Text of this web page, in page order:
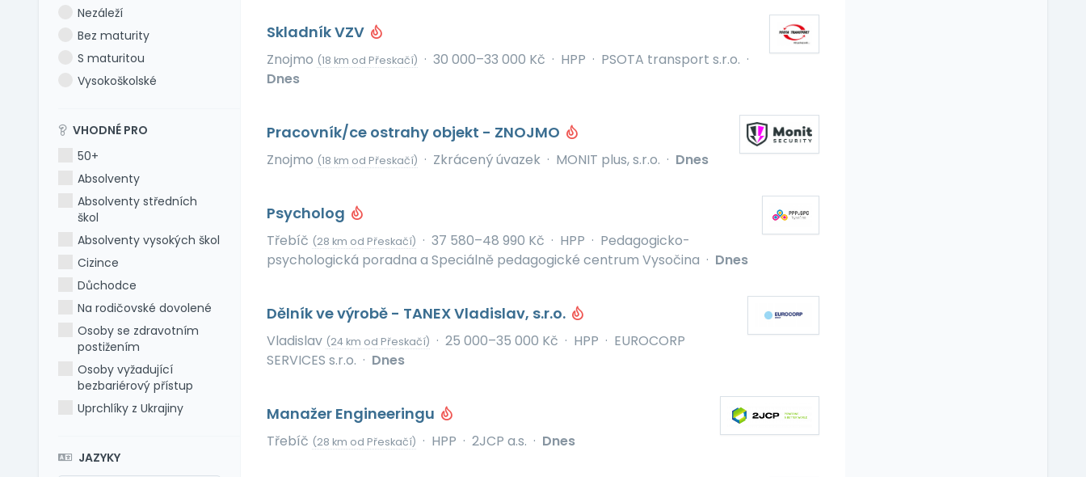
Nezáleží
Bez maturity
S maturitou
Vysokoškolské
VHODNÉ PRO
50+
Absolventy
Absolventy středních
škol
Absolventy vysokých škol
Cizince
Důchodce
Na rodičovské dovolené
Osoby se zdravotním
postižením
Osoby vyžadující
bezbariérový přístup
Uprchlíky z Ukrajiny
JAZYKY
Skladník VZV
Znojmo (18 km od Přeskačí) · 30 000–33 000 Kč · HPP · PSOTA transport s.r.o. ·
Dnes
Pracovník/ce ostrahy objekt - ZNOJMO
Znojmo (18 km od Přeskačí) · Zkrácený úvazek · MONIT plus, s.r.o. · Dnes
Psycholog
Třebíč (28 km od Přeskačí) · 37 580–48 990 Kč · HPP · Pedagogicko-
psychologická poradna a Speciálně pedagogické centrum Vysočina · Dnes
Dělník ve výrobě - TANEX Vladislav, s.r.o.
Vladislav (24 km od Přeskačí) · 25 000–35 000 Kč · HPP · EUROCORP
SERVICES s.r.o. · Dnes
Manažer Engineeringu
Třebíč (28 km od Přeskačí) · HPP · 2JCP a.s. · Dnes